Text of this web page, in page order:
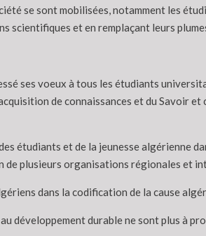
se sont mobilisées, notamment les
et en remplaçant leurs
ses voeux à tous les étudiants
de connaissances et du Savoir
étudiants et de la jeunesse algérienne
de plusieurs organisations régionales et
dans la codification de la cause
développement durable ne sont plus à